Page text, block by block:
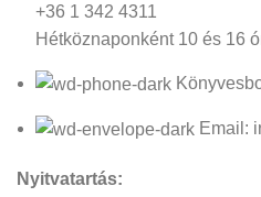
+36 1 342 4311
Hétköznaponként 10 és 16
Email:
Nyitvatartás: